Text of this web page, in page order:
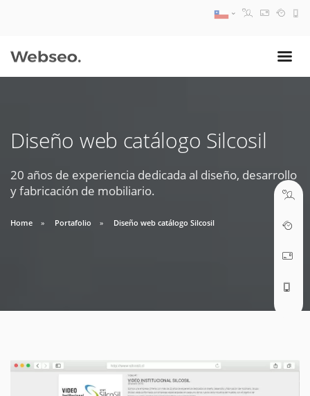
Diseño web catálogo Silcosil
20 años de experiencia dedicada al diseño, desarrollo
y fabricación de mobiliario.
Home Portafolio Diseño web catálogo Silcosil
09:30 AM A 18:30 PM
soporte@webseo.cl